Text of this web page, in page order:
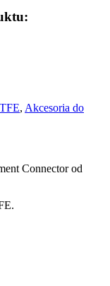
, Akcesoria do
Connector od